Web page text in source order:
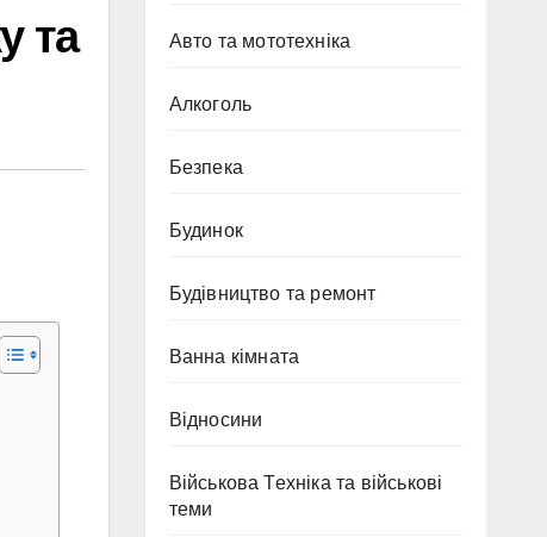
та
Авто та мототехніка
Алкоголь
Безпека
Будинок
Будівництво та ремонт
Ванна кімната
Відносини
Військова Техніка та військові
теми